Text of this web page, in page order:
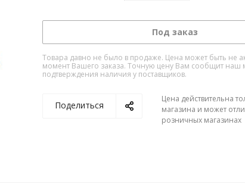
Под заказ
Товара давно не было в продаже. Цена может быть не
момент Вашего заказа. Точную цену Вам сообщит наш
подтверждения наличия у поставщиков.
Поделиться
Цена действительна
магазина и может
розничных магазинах